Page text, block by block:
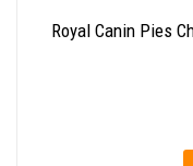
Royal Canin Pies